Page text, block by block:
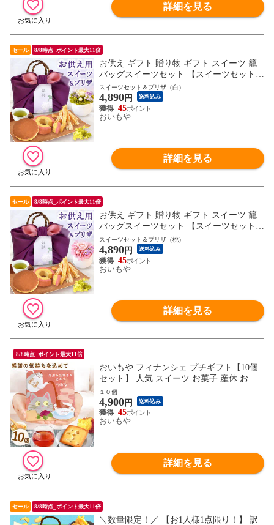
詳細を見る
セール 8/8時点_ポイント最大11倍
お供え ギフト 贈り物 ギフト スイーツ 籠
バッグスイーツセット 【スイーツセット＆
プリザ（白）】 ※ご指定日にお届け！
スイーツセット＆プリザ（白）
4,890円 送料込み
45
おいもや
詳細を見る
セール 8/8時点_ポイント最大11倍
お供え ギフト 贈り物 ギフト スイーツ 籠
バッグスイーツセット 【スイーツセット＆
プリザ（桃）】 ※ご指定日にお届け！
スイーツセット＆プリザ（桃）
4,890円 送料込み
45
おいもや
詳細を見る
8/8時点_ポイント最大11倍
おいもや フィナンシェ プチギフト【10個
セット】 人気 スイーツ お菓子 産休 お祝
い返し お返し 洋菓子 紅茶 セット ※ご指
定日にお届け
１０個
4,900円 送料込み
45
おいもや
詳細を見る
セール 8/8時点_ポイント最大11倍
＼数量限定！／ 【お1人様1点限り！】 訳